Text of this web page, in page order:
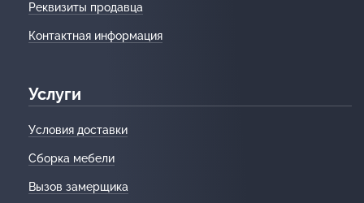
Реквизиты продавца
Контактная информация
Услуги
Условия доставки
Сборка мебели
Вызов замерщика